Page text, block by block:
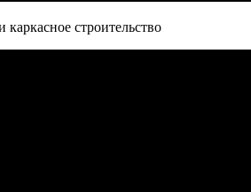
строительство